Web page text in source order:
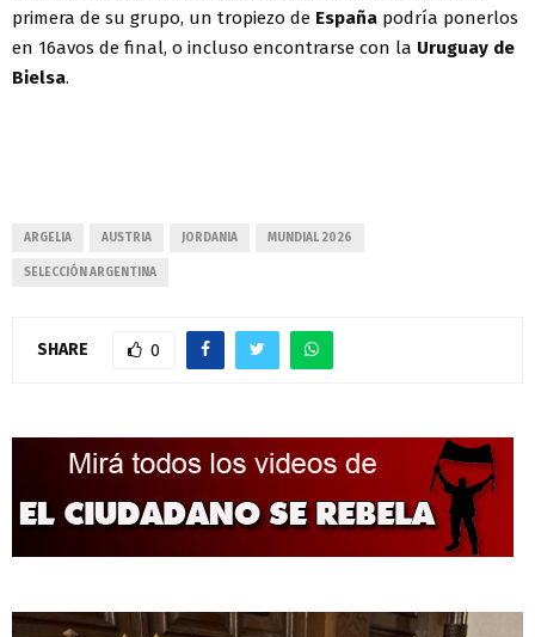
primera de su grupo, un tropiezo de España podría ponerlos
en 16avos de final, o incluso encontrarse con la Uruguay de
Bielsa.
ARGELIA AUSTRIA JORDANIA MUNDIAL 2026
SELECCIÓN ARGENTINA
SHARE 0